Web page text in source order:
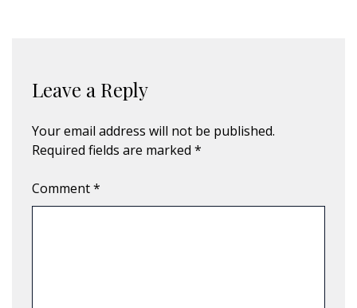
Leave a Reply
Your email address will not be published.
Required fields are marked *
Comment*